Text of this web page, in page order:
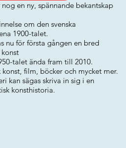
en ny, spännande bekantskap
om den svenska
1900-talet.
nu för första gången en bred
talet ända fram till 2010.
film, böcker och mycket mer.
kan sägas skriva in sig i en
konsthistoria.